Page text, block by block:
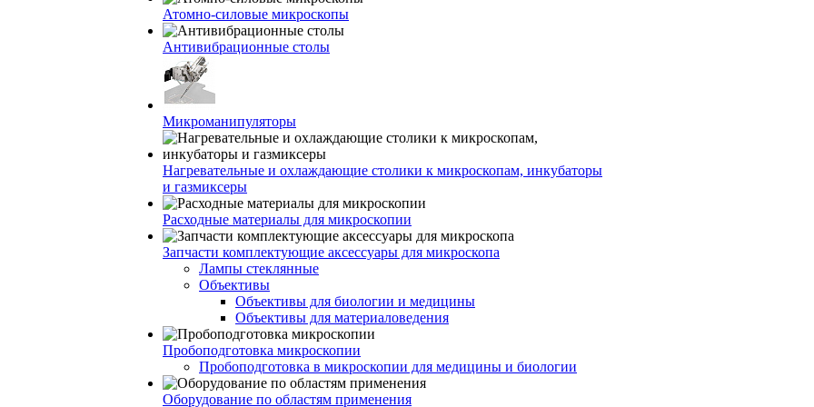
Атомно-силовые микроскопы
Антивибрационные столы
Микроманипуляторы
Нагревательные и охлаждающие столики к микроскопам, инкубаторы
и газмиксеры
Расходные материалы для микроскопии
Запчасти комплектующие аксессуары для микроскопа
Лампы стеклянные
Объективы
Объективы для биологии и медицины
Объективы для материаловедения
Пробоподготовка микроскопии
Пробоподготовка в микроскопии для медицины и биологии
Оборудование по областям применения